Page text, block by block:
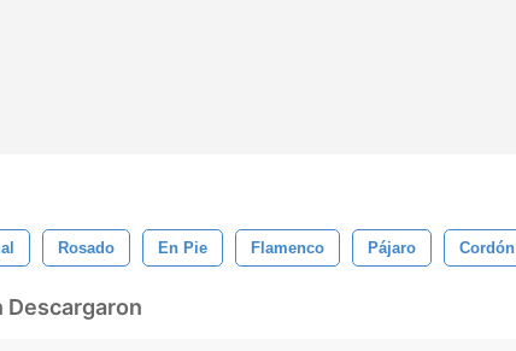
Rosado En Pie Flamenco Pájaro Cordón
Descargaron